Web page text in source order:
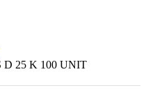
D 25 K 100 UNIT